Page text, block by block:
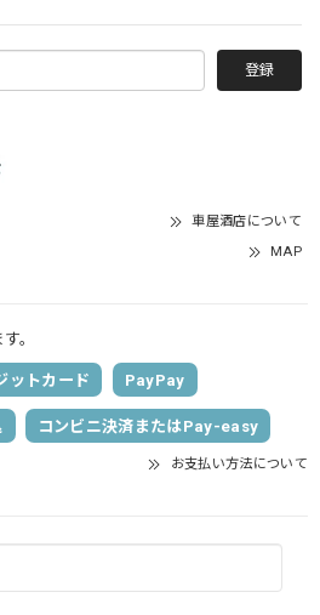
登録
車屋酒店について
MAP
。
ットカード PayPay
コンビニ決済またはPay-easy
お支払い方法について